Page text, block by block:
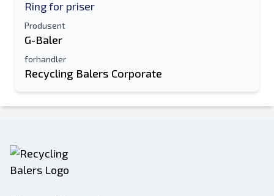
Ring for priser
Produsent
G-Baler
forhandler
Recycling Balers Corporate